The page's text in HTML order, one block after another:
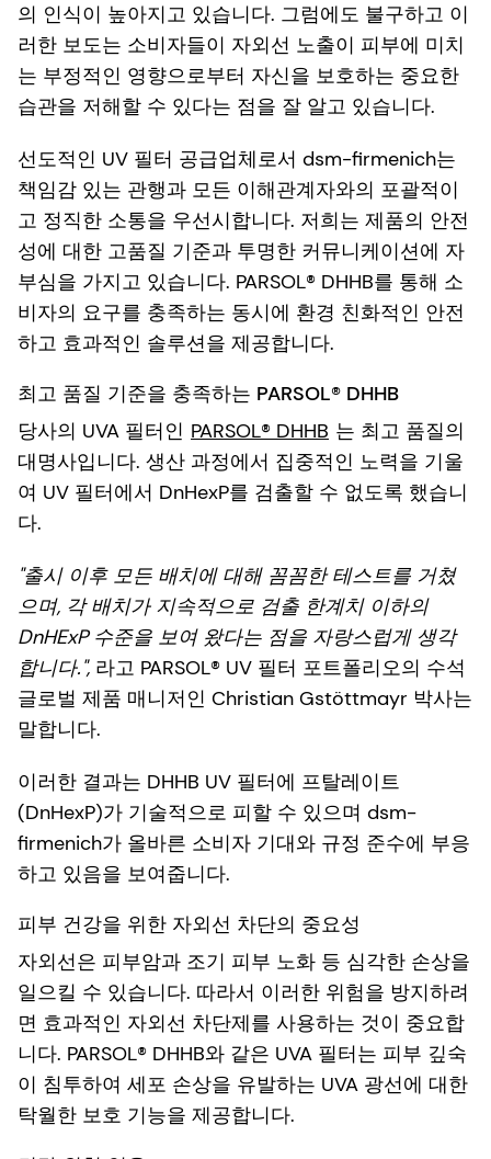
의 인식이 높아지고 있습니다. 그럼에도 불구하고 이
러한 보도는 소비자들이 자외선 노출이 피부에 미치
는 부정적인 영향으로부터 자신을 보호하는 중요한
습관을 저해할 수 있다는 점을 잘 알고 있습니다.
선도적인 UV 필터 공급업체로서 dsm-firmenich는
책임감 있는 관행과 모든 이해관계자와의 포괄적이
고 정직한 소통을 우선시합니다. 저희는 제품의 안전
성에 대한 고품질 기준과 투명한 커뮤니케이션에 자
부심을 가지고 있습니다. PARSOL® DHHB를 통해 소
비자의 요구를 충족하는 동시에 환경 친화적인 안전
하고 효과적인 솔루션을 제공합니다.
최고 품질 기준을 충족하는 PARSOL® DHHB
당사의 UVA 필터인 PARSOL® DHHB 는 최고 품질의
대명사입니다. 생산 과정에서 집중적인 노력을 기울
여 UV 필터에서 DnHexP를 검출할 수 없도록 했습니
다.
"출시 이후 모든 배치에 대해 꼼꼼한 테스트를 거쳤
으며, 각 배치가 지속적으로 검출 한계치 이하의
DnHExP 수준을 보여 왔다는 점을 자랑스럽게 생각
합니다.", 라고 PARSOL® UV 필터 포트폴리오의 수석
글로벌 제품 매니저인 Christian Gstöttmayr 박사는
말합니다.
이러한 결과는 DHHB UV 필터에 프탈레이트
(DnHexP)가 기술적으로 피할 수 있으며 dsm-
firmenich가 올바른 소비자 기대와 규정 준수에 부응
하고 있음을 보여줍니다.
피부 건강을 위한 자외선 차단의 중요성
자외선은 피부암과 조기 피부 노화 등 심각한 손상을
일으킬 수 있습니다. 따라서 이러한 위험을 방지하려
면 효과적인 자외선 차단제를 사용하는 것이 중요합
니다. PARSOL® DHHB와 같은 UVA 필터는 피부 깊숙
이 침투하여 세포 손상을 유발하는 UVA 광선에 대한
탁월한 보호 기능을 제공합니다.